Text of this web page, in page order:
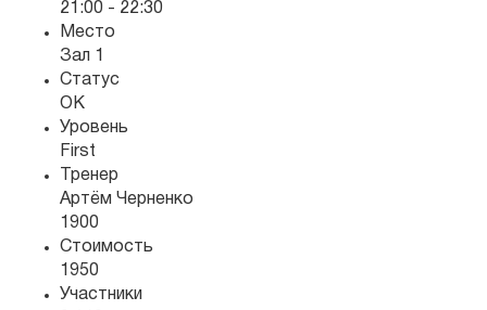
21:00 - 22:30
Место
Зал 1
Статус
OK
Уровень
First
Тренер
Артём Черненко
1900
Стоимость
1950
Участники